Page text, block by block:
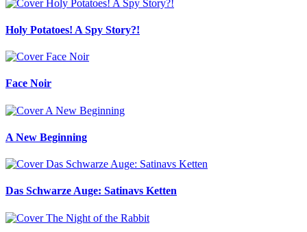
Holy Potatoes! A Spy Story?!
Face Noir
A New Beginning
Das Schwarze Auge: Satinavs Ketten